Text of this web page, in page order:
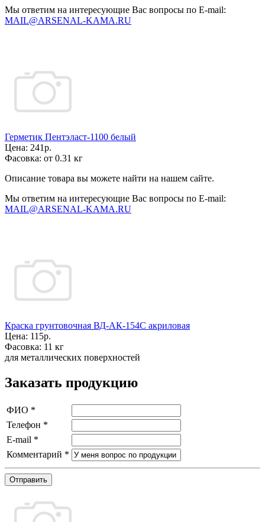
Мы ответим на интересующие Вас вопросы по E-mail:
MAIL@ARSENAL-KAMA.RU
Герметик Пентэласт-1100 белый
Цена: 241р.
Фасовка: от 0.31 кг
Описание товара вы можете найти на нашем сайте.
Мы ответим на интересующие Вас вопросы по E-mail:
MAIL@ARSENAL-KAMA.RU
Краска грунтовочная ВД-АК-154С акриловая
Цена: 115р.
Фасовка: 11 кг
для металлических поверхностей
Заказать продукцию
ФИО *
Телефон *
E-mail *
Комментарий *
Отправить